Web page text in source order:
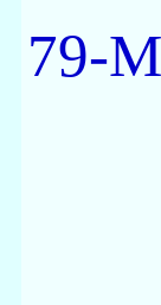
79-